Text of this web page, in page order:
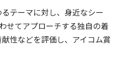
テーマに対し、身近なシー
せてアプローチする独自の着
性などを評価し、アイコム賞